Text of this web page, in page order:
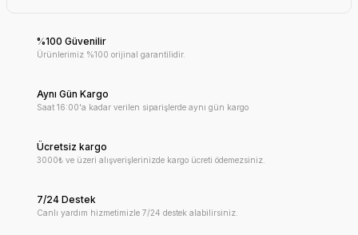
%100 Güvenilir
Ürünlerimiz %100 orijinal garantilidir.
Aynı Gün Kargo
Saat 16:00'a kadar verilen siparişlerde aynı gün kargo
Ücretsiz kargo
3000₺ ve üzeri alışverişlerinizde kargo ücreti ödemezsiniz.
7/24 Destek
Canlı yardım hizmetimizle 7/24 destek alabilirsiniz.